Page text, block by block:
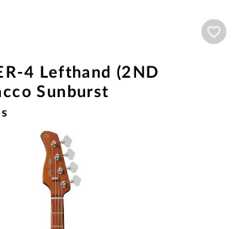
4 Lefthand (2ND
Sunburst